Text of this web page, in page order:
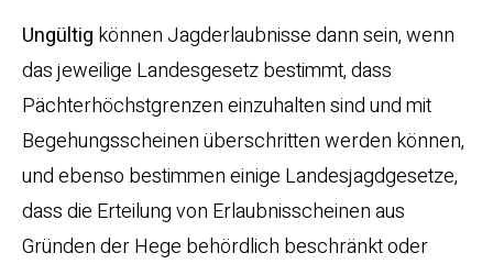
Ungültig können Jagderlaubnisse dann sein, wenn
das jeweilige Landesgesetz bestimmt, dass
Pächterhöchstgrenzen einzuhalten sind und mit
Begehungsscheinen überschritten werden können,
und ebenso bestimmen einige Landesjagdgesetze,
dass die Erteilung von Erlaubnisscheinen aus
Gründen der Hege behördlich beschränkt oder